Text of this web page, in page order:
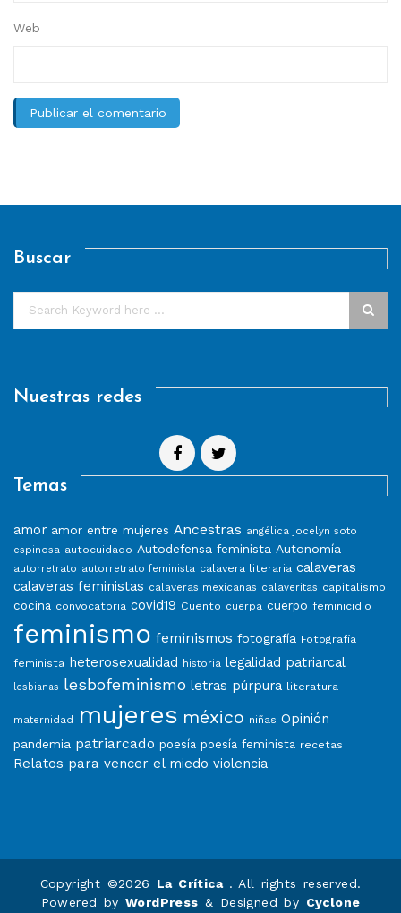
Web
Buscar
Nuestras redes
Temas
amor amor entre mujeres Ancestras angélica jocelyn soto
espinosa autocuidado Autodefensa feminista Autonomía
autorretrato autorretrato feminista calavera literaria calaveras
calaveras feministas calaveras mexicanas calaveritas capitalismo
cocina convocatoria covid19 Cuento cuerpa cuerpo feminicidio
feminismo feminismos fotografía Fotografía
feminista heterosexualidad historia legalidad patriarcal
lesbianas lesbofeminismo letras púrpura literatura
maternidad mujeres méxico niñas Opinión
pandemia patriarcado poesía poesía feminista recetas
Relatos para vencer el miedo violencia
Copyright ©2026 La Crítica . All rights reserved.
Powered by WordPress & Designed by Cyclone